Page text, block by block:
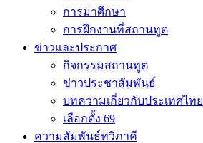
การมาศึกษา
การฝึกงานที่สถานทูต
ข่าวและประกาศ
กิจกรรมสถานทูต
ข่าวประชาสัมพันธ์
บทความเกี่ยวกับประเทศไทย
เลือกตั้ง 69
ความสัมพันธ์ทวิภาคี